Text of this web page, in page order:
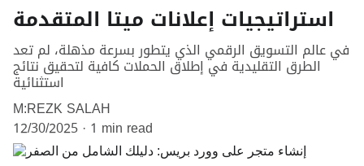
استراتيجيات إعلانات ميتا المتقدمة
في عالم التسويق الرقمي الذي يتطور بسرعة مذهلة، لم تعد
الطرق التقليدية في إطلاق الحملات كافية لتحقيق نتائج
استثنائية
M:REZK SALAH
12/30/2025 1 min read